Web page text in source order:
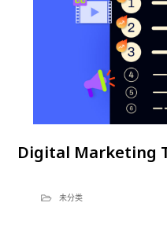
Digital Marketing
未分类